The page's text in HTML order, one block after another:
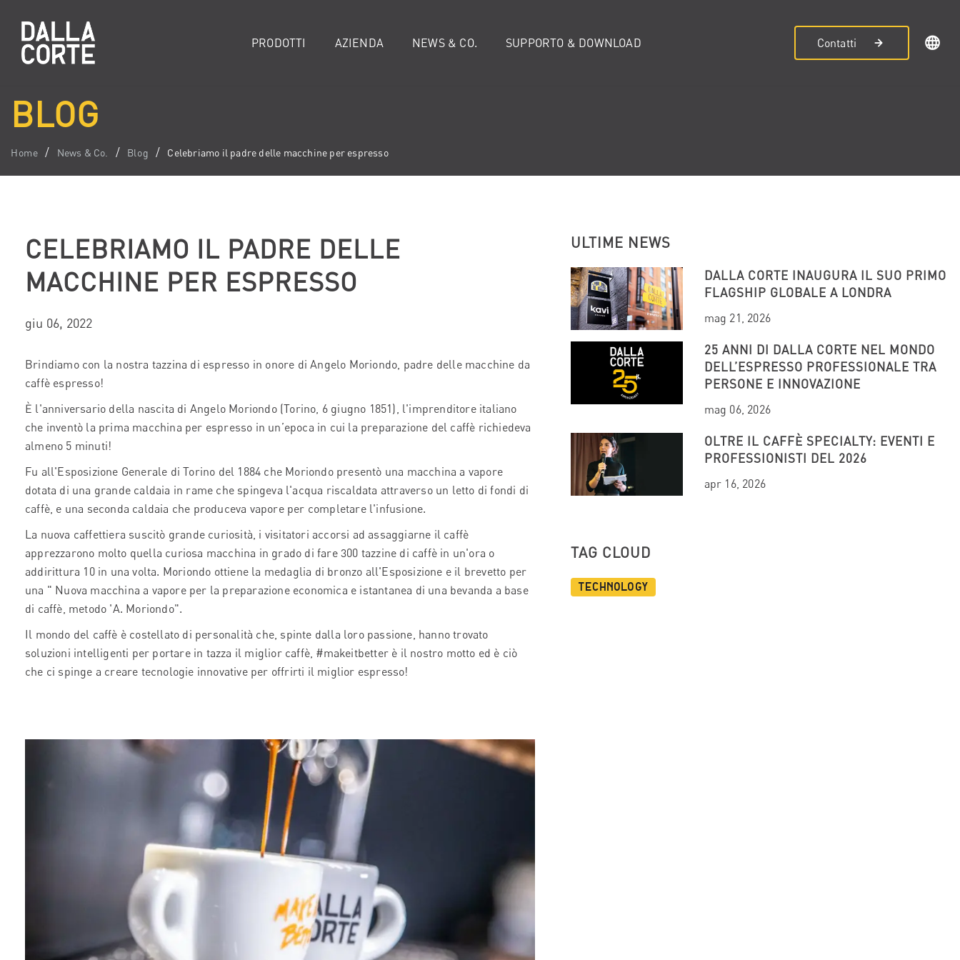
PRODOTTI AZIENDA NEWS & CO. SUPPORTO & DOWNLOAD Contatti
BLOG
Home News & Co. Blog Celebriamo il padre delle macchine per espresso
CELEBRIAMO IL PADRE DELLE
MACCHINE PER ESPRESSO
giu 06, 2022
Brindiamo con la nostra tazzina di espresso in onore di Angelo Moriondo, padre delle macchine da
caffè espresso!
È l'anniversario della nascita di Angelo Moriondo (Torino, 6 giugno 1851), l'imprenditore italiano
che inventò la prima macchina per espresso in un’epoca in cui la preparazione del caffè richiedeva
almeno 5 minuti!
Fu all'Esposizione Generale di Torino del 1884 che Moriondo presentò una macchina a vapore
dotata di una grande caldaia in rame che spingeva l'acqua riscaldata attraverso un letto di fondi di
caffè, e una seconda caldaia che produceva vapore per completare l'infusione.
La nuova caffettiera suscitò grande curiosità, i visitatori accorsi ad assaggiarne il caffè
apprezzarono molto quella curiosa macchina in grado di fare 300 tazzine di caffè in un'ora o
addirittura 10 in una volta. Moriondo ottiene la medaglia di bronzo all'Esposizione e il brevetto per
una " Nuova macchina a vapore per la preparazione economica e istantanea di una bevanda a base
di caffè, metodo 'A. Moriondo".
Il mondo del caffè è costellato di personalità che, spinte dalla loro passione, hanno trovato
soluzioni intelligenti per portare in tazza il miglior caffè, #makeitbetter è il nostro motto ed è ciò
che ci spinge a creare tecnologie innovative per offrirti il miglior espresso!
ULTIME NEWS
DALLA CORTE INAUGURA IL SUO PRIMO
FLAGSHIP GLOBALE A LONDRA
mag 21, 2026
25 ANNI DI DALLA CORTE NEL MONDO
DELL’ESPRESSO PROFESSIONALE TRA
PERSONE E INNOVAZIONE
mag 06, 2026
OLTRE IL CAFFÈ SPECIALTY: EVENTI E
PROFESSIONISTI DEL 2026
apr 16, 2026
TAG CLOUD
Technology